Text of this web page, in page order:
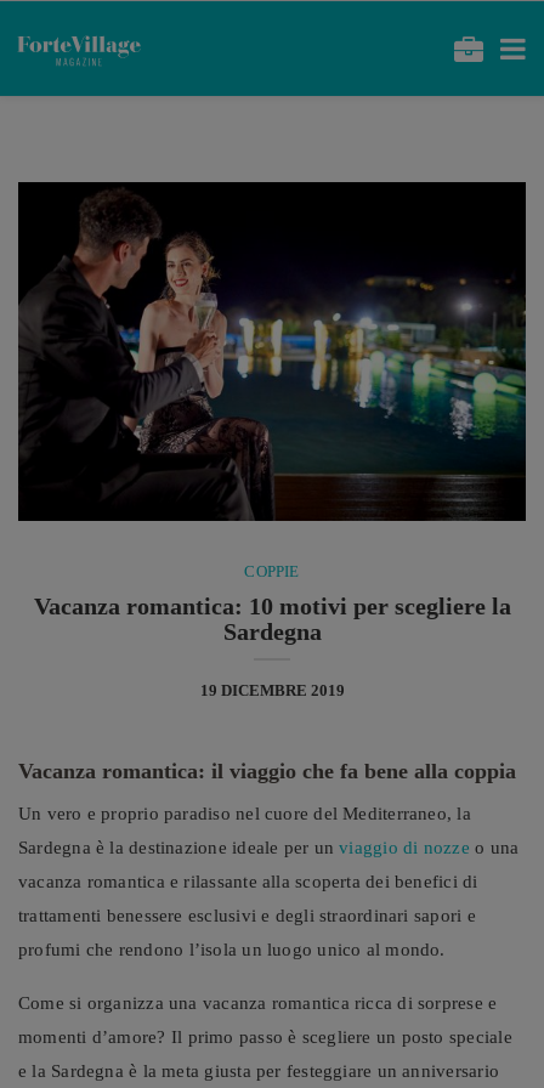
COPPIE
Vacanza romantica: 10 motivi per scegliere la
Sardegna
19 DICEMBRE 2019
Vacanza romantica: il viaggio che fa bene alla coppia
Un vero e proprio paradiso nel cuore del Mediterraneo, la
Sardegna è la destinazione ideale per unviaggio di nozze o una
vacanza romantica e rilassante alla scoperta dei benefici di
trattamenti benessere esclusivi e degli straordinari sapori e
profumi che rendono l’isola un luogo unico al mondo.
Come si organizza una vacanza romantica ricca di sorprese e
momenti d’amore? Il primo passo è scegliere un posto speciale
e la Sardegna è la meta giusta per festeggiare un anniversario